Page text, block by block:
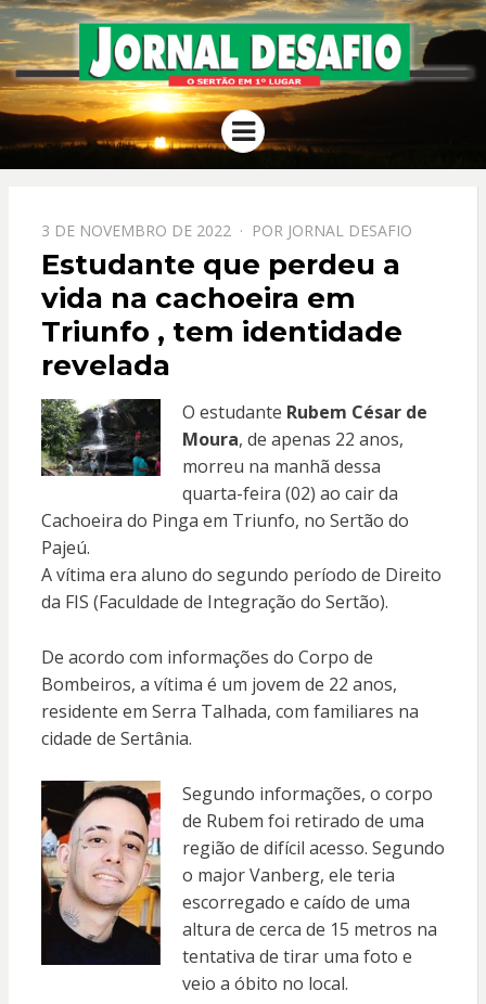
JORNAL
DESAFIO
O Sertão em 1º Lugar
Menu
PPOSTADO
EM
3 DE NOVEMBRO DE 2022 POR JORNAL DESAFIO
Estudante que perdeu a
vida na cachoeira em
Triunfo , tem identidade
revelada
O estudante Rubem César de
Moura, de apenas 22 anos,
morreu na manhã dessa
quarta-feira (02) ao cair da
Cachoeira do Pinga em Triunfo, no Sertão do
Pajeú.
A vítima era aluno do segundo período de Direito
da FIS (Faculdade de Integração do Sertão).
De acordo com informações do Corpo de
Bombeiros, a vítima é um jovem de 22 anos,
residente em Serra Talhada, com familiares na
cidade de Sertânia.
Segundo informações, o corpo
de Rubem foi retirado de uma
região de difícil acesso. Segundo
o major Vanberg, ele teria
escorregado e caído de uma
altura de cerca de 15 metros na
tentativa de tirar uma foto e
veio a óbito no local.